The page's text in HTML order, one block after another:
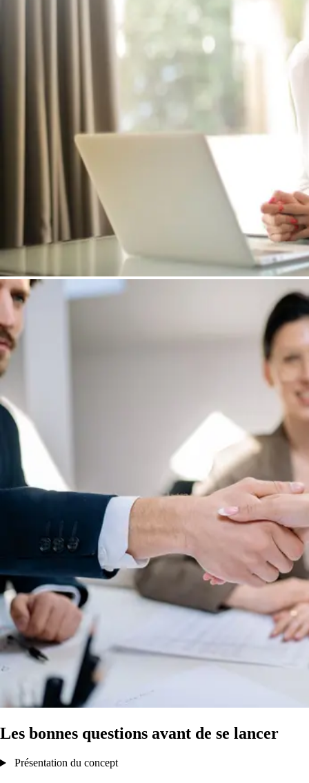
Les bonnes questions avant de se lancer
Présentation du concept